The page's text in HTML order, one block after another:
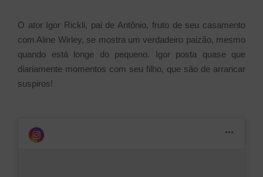
O ator Igor Rickli, pai de Antônio, fruto de seu casamento
com Aline Wirley, se mostra um verdadeiro paizão, mesmo
quando está longe do pequeno. Igor posta quase que
diariamente momentos com seu filho, que são de arrancar
suspiros!